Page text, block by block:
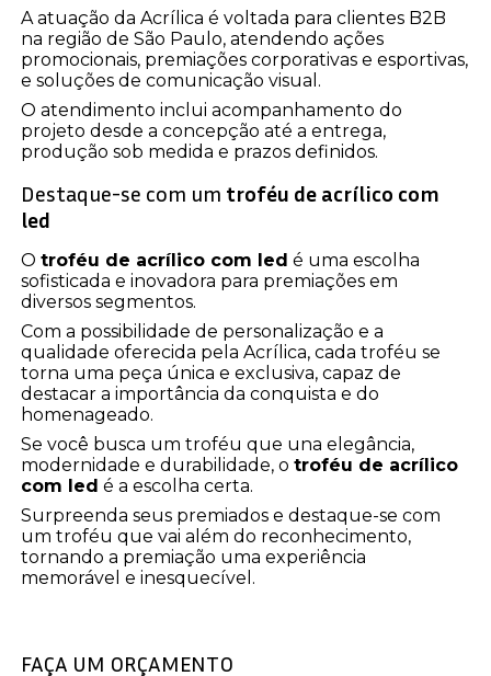
A atuação da Acrílica é voltada para clientes B2B
na região de São Paulo, atendendo ações
promocionais, premiações corporativas e esportivas,
e soluções de comunicação visual.
O atendimento inclui acompanhamento do
projeto desde a concepção até a entrega,
produção sob medida e prazos definidos.
Destaque-se com um troféu de acrílico com
led
Otroféu de acrílico com led é uma escolha
sofisticada e inovadora para premiações em
diversos segmentos.
Com a possibilidade de personalização e a
qualidade oferecida pela Acrílica, cada troféu se
torna uma peça única e exclusiva, capaz de
destacar a importância da conquista e do
homenageado.
Se você busca um troféu que una elegância,
modernidade e durabilidade, otroféu de acrílico
com led é a escolha certa.
Surpreenda seus premiados e destaque-se com
um troféu que vai além do reconhecimento,
tornando a premiação uma experiência
memorável e inesquecível.
FAÇA UM ORÇAMENTO